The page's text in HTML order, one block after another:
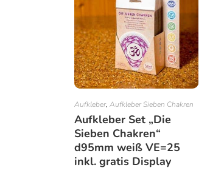
Aufkleber, Aufkleber Sieben Chakren
Aufkleber Set „Die
Sieben Chakren“
d95mm weiß VE=25
inkl. gratis Display